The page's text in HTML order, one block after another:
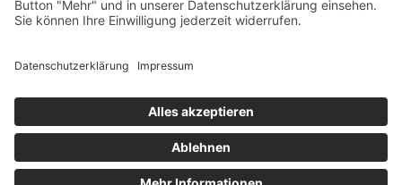
Message